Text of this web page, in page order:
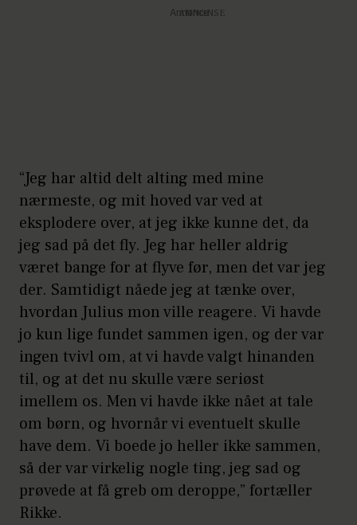
Annonce
“Jeg har altid delt alting med mine
nærmeste, og mit hoved var ved at
eksplodere over, at jeg ikke kunne det, da
jeg sad på det fly. Jeg har heller aldrig
været bange for at flyve før, men det var jeg
der. Samtidigt nåede jeg at tænke over,
hvordan Julius mon ville reagere. Vi havde
jo kun lige fundet sammen igen, og der var
ingen tvivl om, at vi havde valgt hinanden
til, og at det nu skulle være seriøst
imellem os. Men vi havde ikke nået at tale
om børn, og hvornår vi eventuelt skulle
have dem. Vi boede jo heller ikke sammen,
så der var virkelig nogle ting, jeg sad og
prøvede at få greb om deroppe,” fortæller
Rikke.